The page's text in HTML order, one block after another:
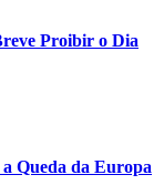
Proibir o Dia
Queda da Europa